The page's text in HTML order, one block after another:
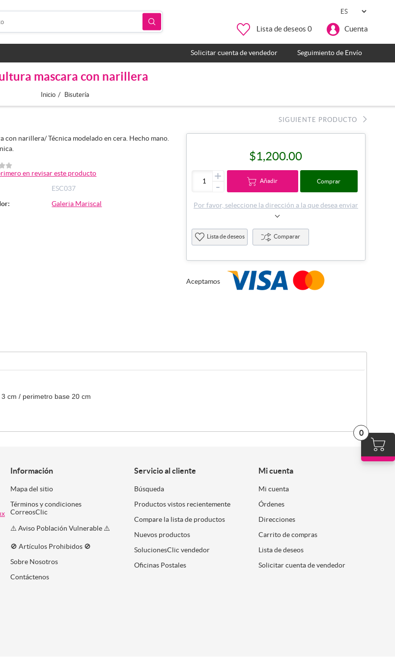
Lista de deseos 0 Cuenta
0
Solicitar cuenta de vendedor Seguimiento de Envío
mascara con narillera
Inicio / Bisutería
SIGUIENTE PRODUCTO
con narillera/ Técnica modelado en cera. Hecho mano.
en revisar este producto
ESC037
Galeria Mariscal
$1,200.00
+
- Añadir Comprar
Por favor, seleccione la dirección a la que desea enviar
Lista de deseos Comparar
Aceptamos
cm / perimetro base 20 cm
Información
Mapa del sitio
Términos y condiciones
CorreosClic
⚠️ Aviso Población Vulnerable ⚠️
🚫 Artículos Prohibidos 🚫
Sobre Nosotros
Contáctenos
Servicio al cliente
Búsqueda
Productos vistos recientemente
Compare la lista de productos
Nuevos productos
SolucionesClic vendedor
Oficinas Postales
Mi cuenta
Mi cuenta
Órdenes
Direcciones
Carrito de compras
Lista de deseos
Solicitar cuenta de vendedor